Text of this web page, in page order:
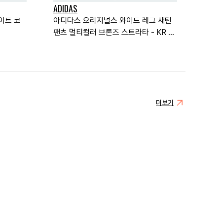
트 코
ADIDAS
아디다스 오리지널스 와이드 레그 새틴
팬츠 멀티컬러 브론즈 스트라타 - KR 사
더보기